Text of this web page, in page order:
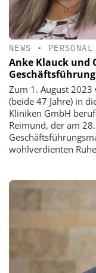
NEWS • PERSONAL
Anke Klauck und
Zum 1. August 2023
(beide 47 Jahre) in
Kliniken GmbH
Reimund, der am
wohlverdienten